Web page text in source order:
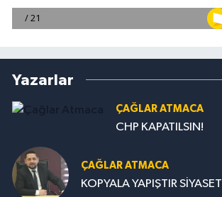
Yazarlar
ÇAĞLAR ATMACA
CHP KAPATILSIN!
ÇAĞLAR ATMACA
KOPYALA YAPIŞTIR SİYASET